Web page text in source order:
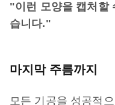
"이런 모양을 캡처할
습니다."
마지막 주름까지
모든 기공을 성공적